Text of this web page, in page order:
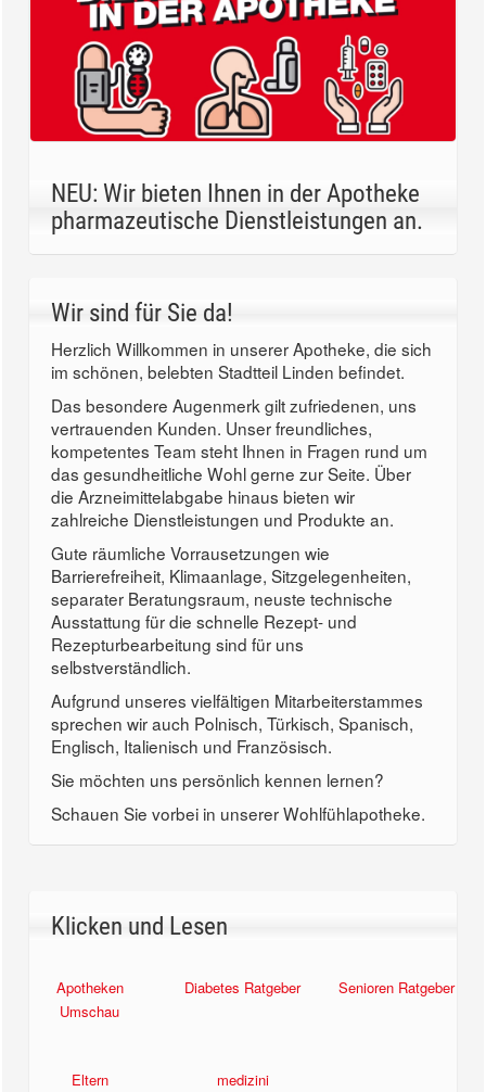
NEU: Wir bieten Ihnen in der Apotheke
pharmazeutische Dienstleistungen an.
Wir sind für Sie da!
Herzlich Willkommen in unserer Apotheke, die sich
im schönen, belebten Stadtteil Linden befindet.
Das besondere Augenmerk gilt zufriedenen, uns
vertrauenden Kunden. Unser freundliches,
kompetentes Team steht Ihnen in Fragen rund um
das gesundheitliche Wohl gerne zur Seite. Über
die Arzneimittelabgabe hinaus bieten wir
zahlreiche Dienstleistungen und Produkte an.
Gute räumliche Vorrausetzungen wie
Barrierefreiheit, Klimaanlage, Sitzgelegenheiten,
separater Beratungsraum, neuste technische
Ausstattung für die schnelle Rezept- und
Rezepturbearbeitung sind für uns
selbstverständlich.
Aufgrund unseres vielfältigen Mitarbeiterstammes
sprechen wir auch Polnisch, Türkisch, Spanisch,
Englisch, Italienisch und Französisch.
Sie möchten uns persönlich kennen lernen?
Schauen Sie vorbei in unserer Wohlfühlapotheke.
Klicken und Lesen
Apotheken
Umschau
Diabetes Ratgeber Senioren Ratgeber
Eltern medizini